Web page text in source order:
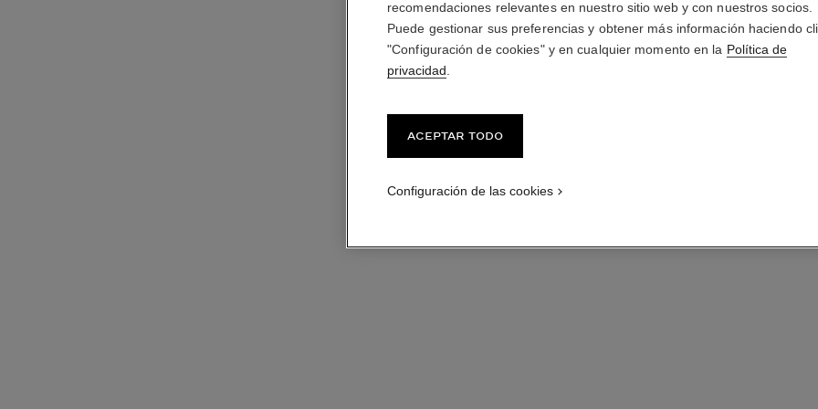
recomendaciones relevantes en nuestro sitio web y con nuestros socios.
Puede gestionar sus preferencias y obtener más información haciendo
"Configuración de cookies" y en cualquier momento en la Política de
privacidad
Aceptar todo
Configuración de las cookies